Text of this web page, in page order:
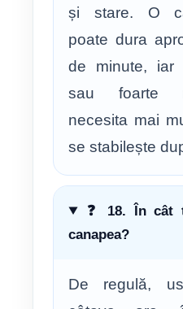
și stare. O
poate dura
de minute, iar
sau foarte
necesita mai
se stabilește
❓ 18. În cât
canapea?
De regulă,